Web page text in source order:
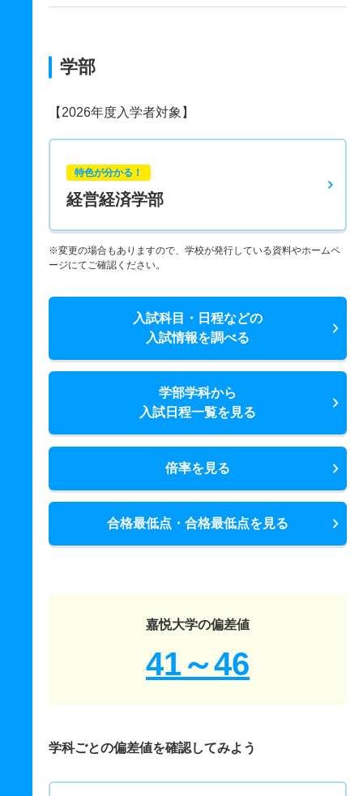
学部
【2026年度入学者対象】
特色が分かる！
経営経済学部
※変更の場合もありますので、学校が発行している資料やホームペ
ージにてご確認ください。
入試科目・日程などの
入試情報を調べる
学部学科から
入試日程一覧を見る
倍率を見る
合格最低点・合格最低点を見る
嘉悦大学の偏差値
41～46
学科ごとの偏差値を確認してみよう